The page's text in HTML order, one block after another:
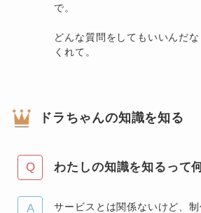
で。
どんな質問をしてもいいんだ
くれて。
ドラちゃんの知識を知る
わたしの知識を知るって
サービスとは関係ないけど、